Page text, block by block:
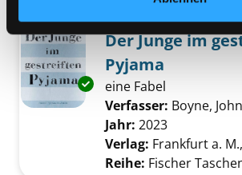
Exemplar-Details von
Mediengruppe:
Der Junge im
Pyjama
eine Fabel
Verfasser: Boyne, John
Jahr: 2023
Verlag: Frankfurt a.
Reihe: Fischer